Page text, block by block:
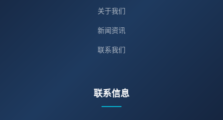
关于我们
新闻资讯
联系我们
联系信息